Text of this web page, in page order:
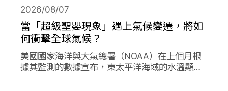
當「超級聖嬰現象」遇上氣候變遷，將如
何衝擊全球氣候？
2026/08/07
美國國家海洋與大氣總署（NOAA）在上個月根
據其監測的數據宣布，東太平洋海域的水溫顯著